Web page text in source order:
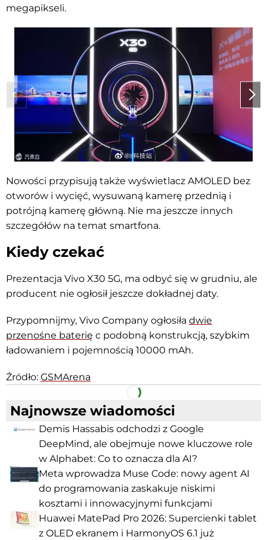
megapikseli.
Nowości przypisują także wyświetlacz AMOLED bez
otworów i wycięć, wysuwaną kamerę przednią i
potrójną kamerę główną. Nie ma jeszcze innych
szczegółów na temat smartfona.
Kiedy czekać
Prezentacja Vivo X30 5G, ma odbyć się w grudniu, ale
producent nie ogłosił jeszcze dokładnej daty.
Przypomnijmy, Vivo Company ogłosiła dwie
przenośne baterię c podobną konstrukcją, szybkim
ładowaniem i pojemnością 10000 mAh.
Źródło: GSMArena
Facebook Telegram
Najnowsze wiadomości
Demis Hassabis odchodzi z Google
DeepMind, ale obejmuje nowe kluczowe role
w Alphabet: Co to oznacza dla AI?
Meta wprowadza Muse Code: nowy agent AI
do programowania zaskakuje niskimi
kosztami i innowacyjnymi funkcjami
Huawei MatePad Pro 2026: Supercienki tablet
z OLED ekranem i HarmonyOS 6.1 już